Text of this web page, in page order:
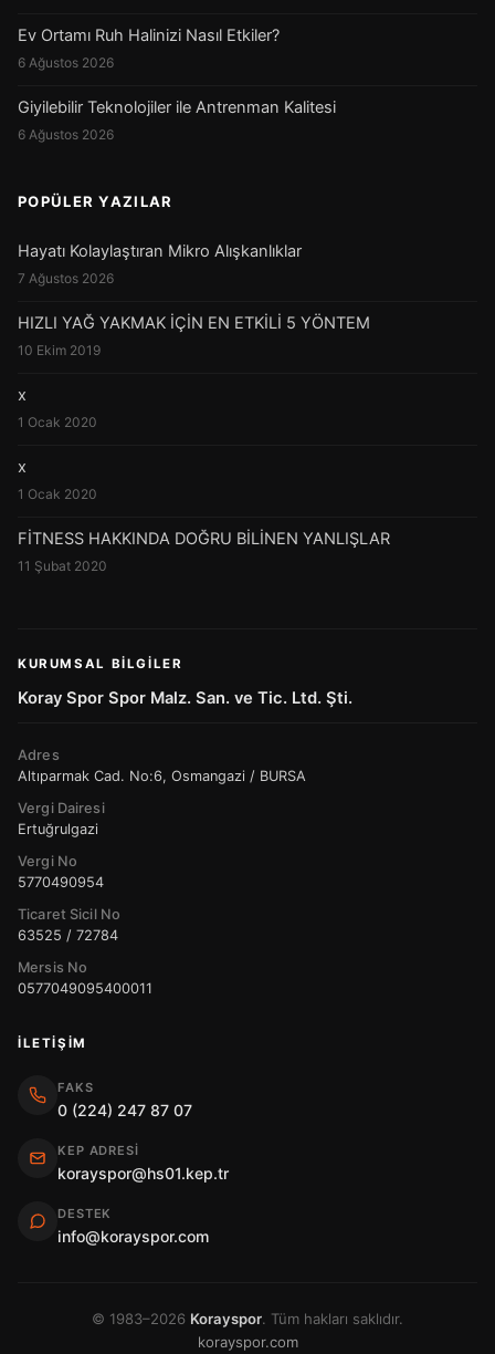
Ev Ortamı Ruh Halinizi Nasıl Etkiler?
6 Ağustos 2026
Giyilebilir Teknolojiler ile Antrenman Kalitesi
6 Ağustos 2026
POPÜLER YAZILAR
Hayatı Kolaylaştıran Mikro Alışkanlıklar
7 Ağustos 2026
HIZLI YAĞ YAKMAK İÇİN EN ETKİLİ 5 YÖNTEM
10 Ekim 2019
x
1 Ocak 2020
x
1 Ocak 2020
FİTNESS HAKKINDA DOĞRU BİLİNEN YANLIŞLAR
11 Şubat 2020
KURUMSAL BILGILER
Koray Spor Spor Malz. San. ve Tic. Ltd. Şti.
Adres
Altıparmak Cad. No:6, Osmangazi / BURSA
Vergi Dairesi
Ertuğrulgazi
Vergi No
5770490954
Ticaret Sicil No
63525 / 72784
Mersis No
0577049095400011
İLETIŞIM
FAKS
0 (224) 247 87 07
KEP ADRESI
korayspor@hs01.kep.tr
DESTEK
info@korayspor.com
© 1983–2026 Korayspor. Tüm hakları saklıdır.
korayspor.com